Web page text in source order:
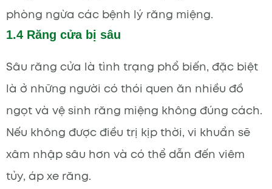
phòng ngừa các bệnh lý răng miệng.
1.4 Răng cửa bị sâu
Sâu răng cửa là tình trạng phổ biến, đặc biệt
là ở những người có thói quen ăn nhiều đồ
ngọt và vệ sinh răng miệng không đúng cách.
Nếu không được điều trị kịp thời, vi khuẩn sẽ
xâm nhập sâu hơn và có thể dẫn đến viêm
tủy, áp xe răng.